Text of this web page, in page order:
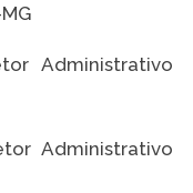
Administrativo
Administrativo